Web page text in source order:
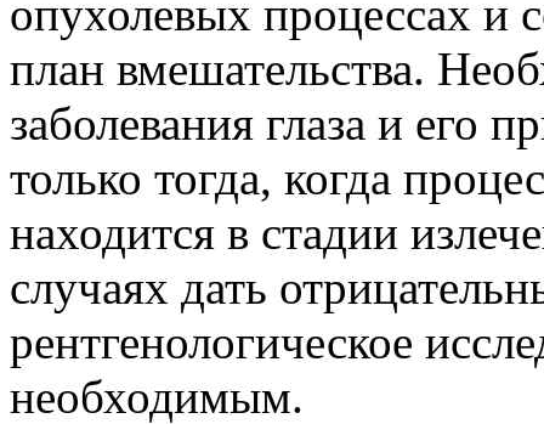
опухолевых процессах и
план вмешательства.
заболевания глаза и его
только тогда, когда
находится в стадии
случаях дать
рентгенологическое
необходимым.